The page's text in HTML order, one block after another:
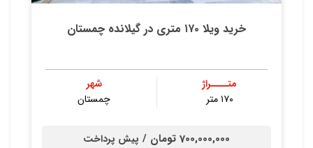
خرید ویلا ۱۷۰ متری در گیلانده چمستان
متــــراژ
۱۷۰ متر
شهر
چمستان
700,000,000 تومان / پیش پرداخت